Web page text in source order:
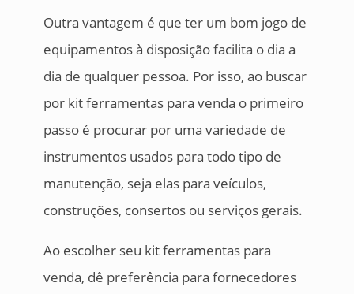
Outra vantagem é que ter um bom jogo de
equipamentos à disposição facilita o dia a
dia de qualquer pessoa. Por isso, ao buscar
por kit ferramentas para venda o primeiro
passo é procurar por uma variedade de
instrumentos usados para todo tipo de
manutenção, seja elas para veículos,
construções, consertos ou serviços gerais.
Ao escolher seu kit ferramentas para
venda, dê preferência para fornecedores